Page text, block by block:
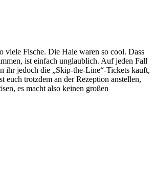
viele Fische. Die Haie waren so cool. Dass
ist einfach unglaublich. Auf jeden Fall
ihr jedoch die „Skip-the-Line“-Tickets kauft,
euch trotzdem an der Rezeption anstellen,
es macht also keinen großen